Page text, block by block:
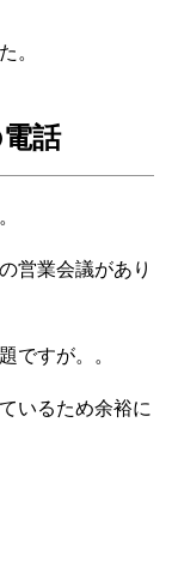
。
話
営業会議があり
ですが。。
いるため余裕に